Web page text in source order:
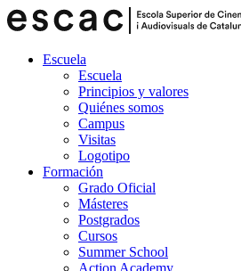
Escuela
Escuela
Principios y valores
Quiénes somos
Campus
Visitas
Logotipo
Formación
Grado Oficial
Másteres
Postgrados
Cursos
Summer School
Action Academy